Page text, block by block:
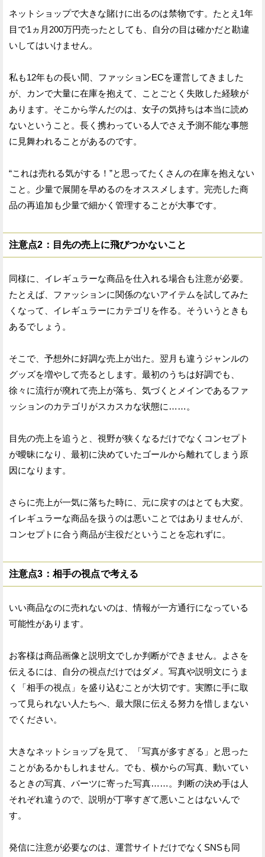
ネットショップで大きな賭けに出るのは禁物です。たとえ1年
目で1ヵ月200万円売ったとしても、自分の目は確かだと勘違
いしてはいけません。
私も12年もの長い間、ファッションECを運営してきました
が、カンで大量に在庫を抱えて、ことごとく失敗した経験が
あります。そこから学んだのは、女子の気持ちは本当に読め
ないということ。長く携わっている人でさえ予測不能な事態
に見舞われることがあるのです。
“これは売れる気がする！”と思ってたくさんの在庫を抱えない
こと。少量で展開を早めるのをオススメします。完売した商
品の再追加も少量で細かく管理することが大事です。
注意点2：目先の売上に飛びつかないこと
同様に、イレギュラーな商品を仕入れる場合も注意が必要。
たとえば、ファッションに関係のないアイテムを試してみた
くなって、イレギュラーにカテゴリを作る。そういうときも
あるでしょう。
そこで、予想外に好調な売上が出た。翌月も違うジャンルの
グッズを増やして売るとします。最初のうちは好調でも、
徐々に流行が廃れて売上が落ち、気づくとメインであるファ
ッションのカテゴリがスカスカな状態に……。
目先の売上を追うと、視野が狭くなるだけでなくコンセプト
が曖昧になり、最初に決めていたゴールから離れてしまう原
因になります。
さらに売上が一気に落ちた時に、元に戻すのはとても大変。
イレギュラーな商品を扱うのは悪いことではありませんが、
コンセプトに合う商品が主役だということを忘れずに。
注意点3：相手の視点で考える
いい商品なのに売れないのは、情報が一方通行になっている
可能性があります。
お客様は商品画像と説明文でしか判断ができません。よさを
伝えるには、自分の視点だけではダメ。写真や説明文にうま
く「相手の視点」を盛り込むことが大切です。実際に手に取
って見られない人たちへ、最大限に伝える努力を惜しまない
でください。
大きなネットショップを見て、「写真が多すぎる」と思った
ことがあるかもしれません。でも、横からの写真、動いてい
るときの写真、パーツに寄った写真……。判断の決め手は人
それぞれ違うので、説明が丁寧すぎて悪いことはないんで
す。
発信に注意が必要なのは、運営サイトだけでなくSNSも同